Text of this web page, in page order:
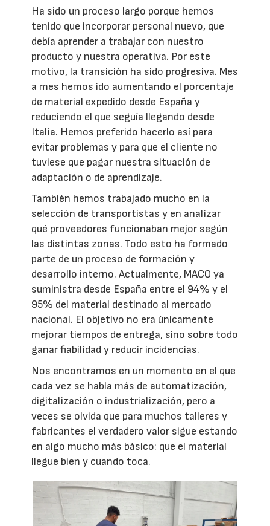
Ha sido un proceso largo porque hemos
tenido que incorporar personal nuevo, que
debía aprender a trabajar con nuestro
producto y nuestra operativa. Por este
motivo, la transición ha sido progresiva. Mes
a mes hemos ido aumentando el porcentaje
de material expedido desde España y
reduciendo el que seguía llegando desde
Italia. Hemos preferido hacerlo así para
evitar problemas y para que el cliente no
tuviese que pagar nuestra situación de
adaptación o de aprendizaje.
También hemos trabajado mucho en la
selección de transportistas y en analizar
qué proveedores funcionaban mejor según
las distintas zonas. Todo esto ha formado
parte de un proceso de formación y
desarrollo interno. Actualmente, MACO ya
suministra desde España entre el 94% y el
95% del material destinado al mercado
nacional. El objetivo no era únicamente
mejorar tiempos de entrega, sino sobre todo
ganar fiabilidad y reducir incidencias.
Nos encontramos en un momento en el que
cada vez se habla más de automatización,
digitalización o industrialización, pero a
veces se olvida que para muchos talleres y
fabricantes el verdadero valor sigue estando
en algo mucho más básico: que el material
llegue bien y cuando toca.